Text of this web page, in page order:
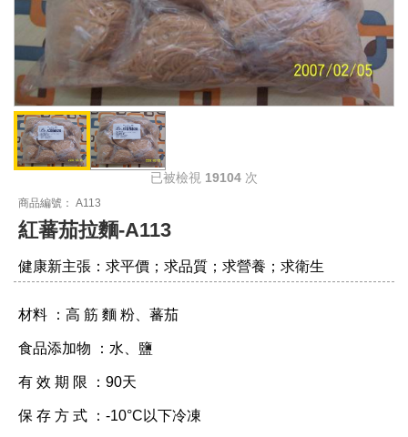
已被檢視 19104 次
商品編號： A113
紅蕃茄拉麵-A113
健康新主張：求平價；求品質；求營養；求衛生
材料 ：高 筋 麵 粉、蕃茄
食品添加物 ：水、鹽
有 效 期 限 ：90天
保 存 方 式 ：-10°C以下冷凍